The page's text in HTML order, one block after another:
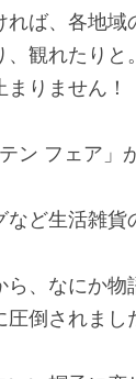
れば、各地域
観れたりと。
りません！
ン フェア」
など生活雑貨
ら、なにか
倒されまし